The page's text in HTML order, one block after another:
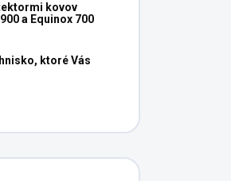
kovov
a Equinox 700
ktoré Vás